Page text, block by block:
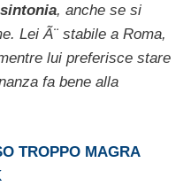
, anche se si
Lei Ã¨ stabile a Roma,
lui preferisce stare
fa bene alla
TROPPO MAGRA